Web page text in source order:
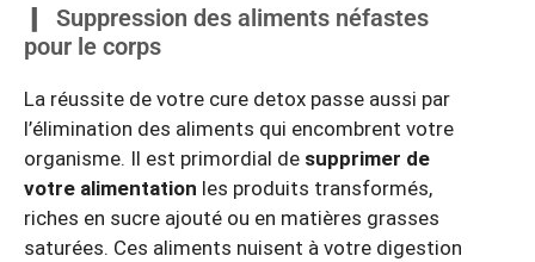
Suppression des aliments néfastes
pour le corps
La réussite de votre cure detox passe aussi par
l’élimination des aliments qui encombrent votre
organisme. Il est primordial de supprimer de
votre alimentation les produits transformés,
riches en sucre ajouté ou en matières grasses
saturées. Ces aliments nuisent à votre digestion